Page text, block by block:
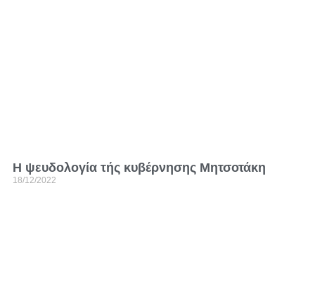
Η ψευδολογία τής κυβέρνησης Μητσοτάκη
18/12/2022